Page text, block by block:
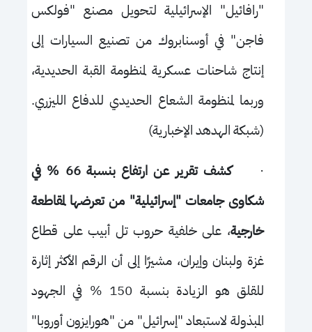
"رافائيل" الإسرائيلية لتحويل مصنع "فولكس
فاجن" في أوسنابروك من تصنيع السيارات إلى
إنتاج شاحنات عسكرية لمنظومة القبة الحديدية،
وربما لمنظومة الشعاع الحديدي للدفاع الليزري.
(شبكة الهدهد الإخبارية)
·
كشف تقرير عن ارتفاع بنسبة 66 % في
شكاوى جامعات "إسرائيلية" من تعرضها لمقاطعة
خارجية، على خلفية حروب تل أبيب على قطاع
غزة ولبنان وإيران، مشيرًا إلى أن الرقم الأكثر إثارة
للقلق هو الزيادة بنسبة 150 % في الجهود
المبذولة لاستبعاد "إسرائيل" من "هورايزون أوروبا"